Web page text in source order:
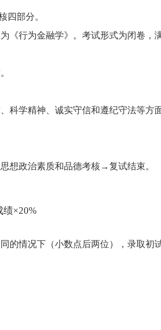
四部分。
行为金融学》。考试形式为闭卷，
科学精神、诚实守信和遵纪守法等方
政治素质和品德考核→复试结束。
绩×20%
的情况下（小数点后两位），录取初